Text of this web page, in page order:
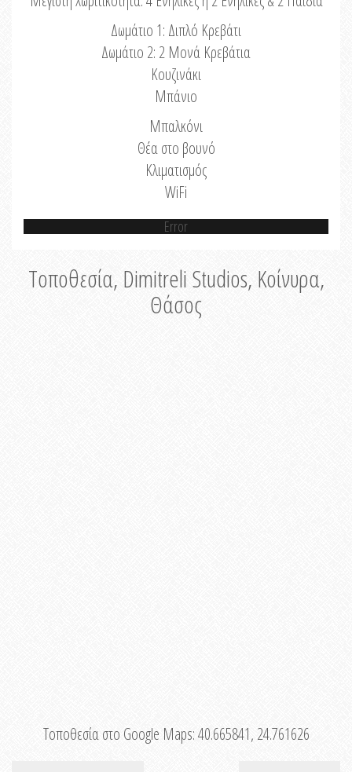
Δωμάτιο 1: Διπλό Κρεβάτι
Δωμάτιο 2: 2 Μονά Κρεβάτια
Κουζινάκι
Μπάνιο
Μπαλκόνι
Θέα στο βουνό
Κλιματισμός
WiFi
Error
Τοποθεσία, Dimitreli Studios, Κοίνυρα,
Θάσος
Τοποθεσία στο Google Maps:40.665841, 24.761626